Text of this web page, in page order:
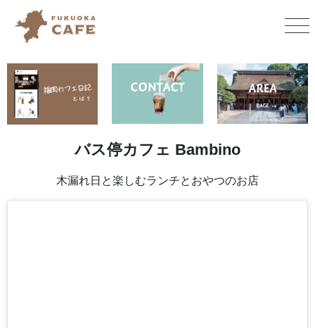
バス停カフェ Bambino
木漏れ日と楽しむランチとおやつのお店